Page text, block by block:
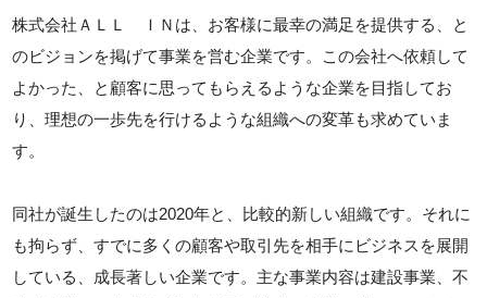
株式会社ＡＬＬ ＩＮは、お客様に最幸の満足を提供する、と
のビジョンを掲げて事業を営む企業です。この会社へ依頼して
よかった、と顧客に思ってもらえるような企業を目指してお
り、理想の一歩先を行けるような組織への変革も求めていま
す。
同社が誕生したのは2020年と、比較的新しい組織です。それに
も拘らず、すでに多くの顧客や取引先を相手にビジネスを展開
している、成長著しい企業です。主な事業内容は建設事業、不